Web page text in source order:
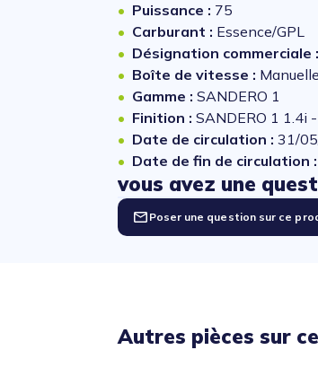
Puissance : 75
Carburant : Essence/GPL
Désignation commerciale :
Boîte de vitesse : Manuelle
Gamme : SANDERO 1
Finition : SANDERO 1 1.4i
Date de circulation : 31/
Date de fin de circulation :
vous avez une
Poser une question sur ce
Autres pièces sur